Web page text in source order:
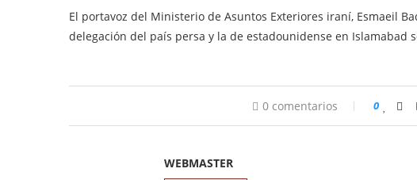
El portavoz del Ministerio de Asuntos Exteriores iraní, Esmaeil
delegación del país persa y la de estadounidense en Islamabad
0 comentarios 0
WEBMASTER